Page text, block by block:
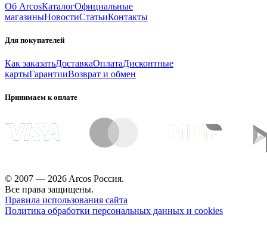
Об ArcosКаталогОфициальные
магазиныНовостиСтатьиКонтакты
Для покупателей
Как заказатьДоставкаОплатаДисконтные
картыГарантииВозврат и обмен
Принимаем к оплате
© 2007 — 2026 Arcos Россия.
Все права защищены.
Правила использования сайта
Политика обработки персональных данных и cookies